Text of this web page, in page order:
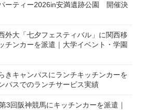
ーティー2026in安満遺跡公園 開催決
外大「七夕フェスティバル」に関西移
チンカーを派遣｜大学イベント・学園
きキャンパスにランチキッチンカーを
パスでのランチサービス実績
3回阪神競馬にキッチンカーを派遣｜